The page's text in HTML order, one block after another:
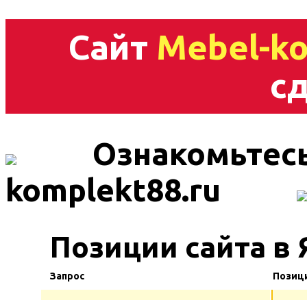
Сайт Mebel-
komplekt88.ru
Позиции сайта в
Запрос